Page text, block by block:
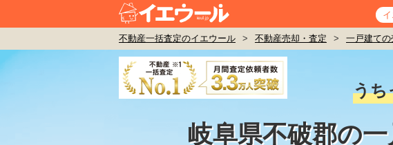
不動産一括査定のイエウール > 不動産売却・査定 > 一戸建て
うち
岐阜県不破郡の